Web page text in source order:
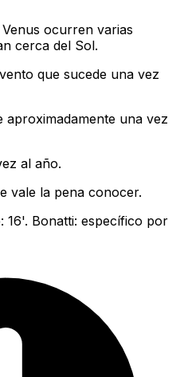
ocurren varias
cerca del Sol.
que sucede una vez
una vez
al año.
vale la pena conocer.
16'. Bonatti: específico por